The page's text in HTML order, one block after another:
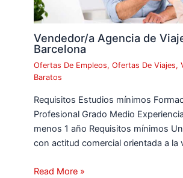
Vendedor/a Agencia de
Barcelona
Ofertas De Empleos,Ofertas De Viajes,
Baratos
Requisitos Estudios mínimos
Profesional Grado Medio
menos 1 año Requisitos mínimos
con actitud comercial orientada a la
Read More »